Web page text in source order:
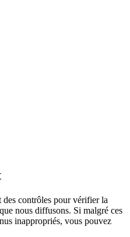
des contrôles pour vérifier la
nous diffusons. Si malgré ces
inappropriés, vous pouvez